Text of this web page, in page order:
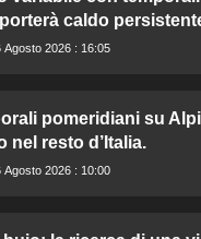
porterà caldo
Agosto 2026 : 16:05
pomeridiani su
nel resto d’Italia.
Agosto 2026 : 10:00